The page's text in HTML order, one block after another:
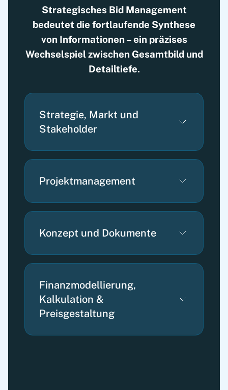
Strategisches Bid Management
bedeutet die fortlaufende Synthese
von Informationen – ein präzises
Wechselspiel zwischen Gesamtbild und
Detailtiefe.
Strategie, Markt und
Stakeholder
Projektmanagement
Konzept und Dokumente
Finanzmodellierung,
Kalkulation &
Preisgestaltung